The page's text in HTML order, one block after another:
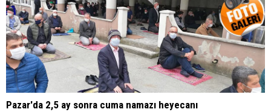
Pazar'da 2,5 ay sonra cuma namazı heyecanı